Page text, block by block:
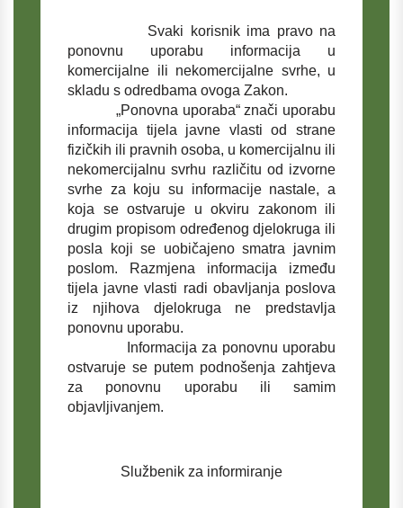
Svaki korisnik ima pravo na
ponovnu uporabu informacija u
komercijalne ili nekomercijalne svrhe, u
skladu s odredbama ovoga Zakon.
„Ponovna uporaba“ znači uporabu
informacija tijela javne vlasti od strane
fizičkih ili pravnih osoba, u komercijalnu ili
nekomercijalnu svrhu različitu od izvorne
svrhe za koju su informacije nastale, a
koja se ostvaruje u okviru zakonom ili
drugim propisom određenog djelokruga ili
posla koji se uobičajeno smatra javnim
poslom. Razmjena informacija između
tijela javne vlasti radi obavljanja poslova
iz njihova djelokruga ne predstavlja
ponovnu uporabu.
Informacija za ponovnu uporabu
ostvaruje se putem podnošenja zahtjeva
za ponovnu uporabu ili samim
objavljivanjem.
Službenik za informiranje